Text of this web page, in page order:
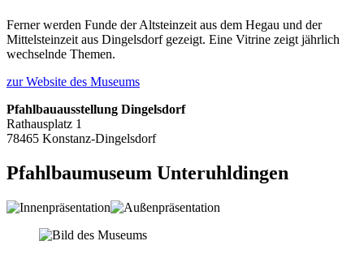
Ferner werden Funde der Altsteinzeit aus dem Hegau und der
Mittelsteinzeit aus Dingelsdorf gezeigt. Eine Vitrine zeigt jährlich
wechselnde Themen.
zur Website des Museums
Pfahlbauausstellung Dingelsdorf
Rathausplatz 1
78465 Konstanz-Dingelsdorf
Pfahlbaumuseum Unteruhldingen